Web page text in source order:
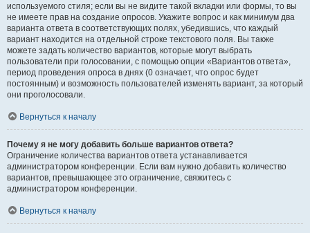
используемого стиля; если вы не видите такой вкладки или формы, то вы
не имеете прав на создание опросов. Укажите вопрос и как минимум два
варианта ответа в соответствующих полях, убедившись, что каждый
вариант находится на отдельной строке текстового поля. Вы также
можете задать количество вариантов, которые могут выбрать
пользователи при голосовании, с помощью опции «Вариантов ответа»,
период проведения опроса в днях (0 означает, что опрос будет
постоянным) и возможность пользователей изменять вариант, за который
они проголосовали.
Вернуться к началу
Почему я не могу добавить больше вариантов ответа?
Ограничение количества вариантов ответа устанавливается
администратором конференции. Если вам нужно добавить количество
вариантов, превышающее это ограничение, свяжитесь с
администратором конференции.
Вернуться к началу